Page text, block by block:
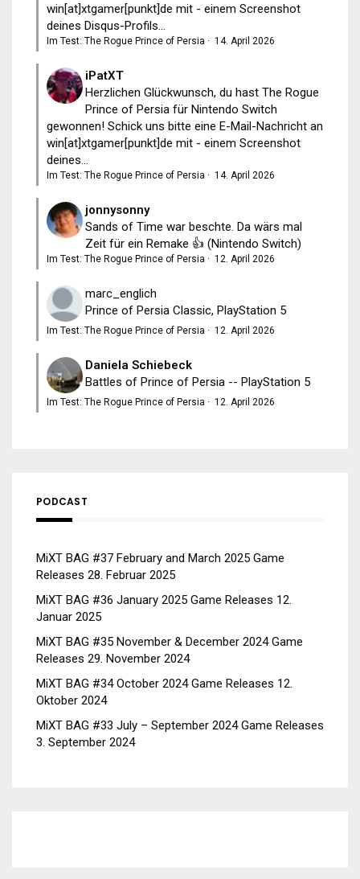
win[at]xtgamer[punkt]de mit - einem Screenshot
deines Disqus-Profils...
Im Test: The Rogue Prince of Persia · 14. April 2026
iPatXT
Herzlichen Glückwunsch, du hast The Rogue
Prince of Persia für Nintendo Switch
gewonnen! Schick uns bitte eine E-Mail-Nachricht an
win[at]xtgamer[punkt]de mit - einem Screenshot
deines...
Im Test: The Rogue Prince of Persia · 14. April 2026
jonnysonny
Sands of Time war beschte. Da wärs mal
Zeit für ein Remake 👍 (Nintendo Switch)
Im Test: The Rogue Prince of Persia · 12. April 2026
marc_englich
Prince of Persia Classic, PlayStation 5
Im Test: The Rogue Prince of Persia · 12. April 2026
Daniela Schiebeck
Battles of Prince of Persia -- PlayStation 5
Im Test: The Rogue Prince of Persia · 12. April 2026
PODCAST
MiXT BAG #37 February and March 2025 Game
Releases 28. Februar 2025
MiXT BAG #36 January 2025 Game Releases 12.
Januar 2025
MiXT BAG #35 November & December 2024 Game
Releases 29. November 2024
MiXT BAG #34 October 2024 Game Releases 12.
Oktober 2024
MiXT BAG #33 July – September 2024 Game Releases
3. September 2024